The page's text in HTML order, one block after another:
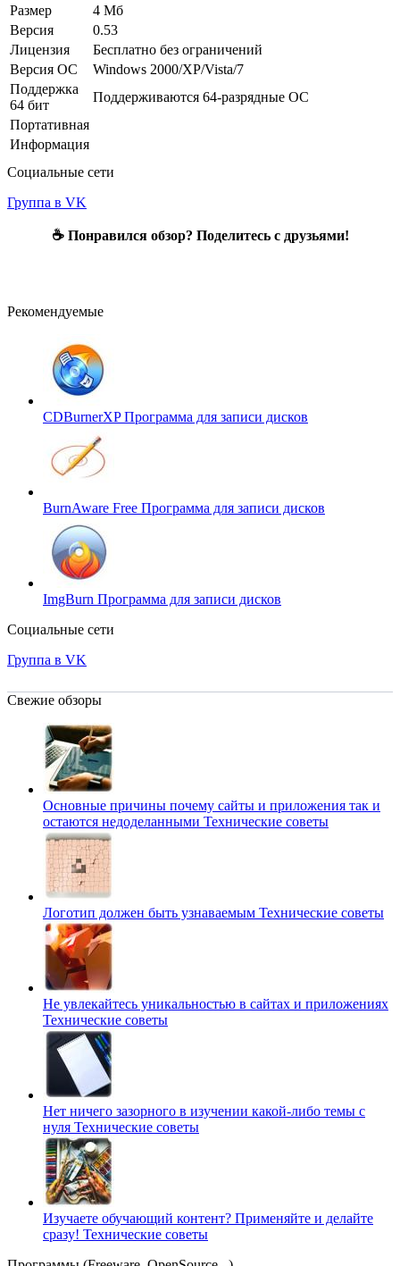
Размер
4 Мб
Версия
0.53
Лицензия
Бесплатно без ограничений
Версия ОС
Windows 2000/XP/Vista/7
Поддержка
64 бит
Поддерживаются 64-разрядные ОС
Портативная
Информация
Социальные сети
Группа в VK
☕ Понравился обзор? Поделитесь с друзьями!
Рекомендуемые
CDBurnerXPПрограмма для записи дисков
BurnAware Free Программа для записи дисков
ImgBurn Программа для записи дисков
Социальные сети
Группа в VK
Свежие обзоры
Основные причины почему сайты и приложения так и
остаются недоделанными Технические советы
Логотип должен быть узнаваемым Технические советы
Не увлекайтесь уникальностью в сайтах и приложениях
Технические советы
Нет ничего зазорного в изучении какой-либо темы с
нуля Технические советы
Изучаете обучающий контент? Применяйте и делайте
сразу! Технические советы